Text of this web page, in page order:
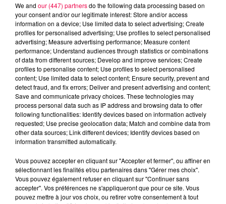
juin.mp3
We and our (447) partnersdo the following data processing based on
your consent and/or our legitimate interest: Store and/or access
information on a device; Use limited data to select advertising; Create
profiles for personalised advertising; Use profiles to select personalised
advertising; Measure advertising performance; Measure content
performance; Understand audiences through statistics or combinations
of data from different sources; Develop and improve services; Create
profiles to personalise content; Use profiles to select personalised
content; Use limited data to select content; Ensure security, prevent and
detect fraud, and fix errors; Deliver and present advertising and content;
Save and communicate privacy choices. These technologies may
process personal data such as IP address and browsing data to offer
following functionalities: Identify devices based on information actively
requested; Use precise geolocation data; Match and combine data from
other data sources; Link different devices; Identify devices based on
information transmitted automatically.
Vous pouvez accepter en cliquant sur "Accepter et fermer", ou affiner en
sélectionnant les finalités et/ou partenaires dans "Gérer mes choix".
Vous pouvez également refuser en cliquant sur "Continuer sans
accepter". Vos préférences ne s'appliqueront que pour ce site. Vous
pouvez mettre à jour vos choix, ou retirer votre consentement à tout